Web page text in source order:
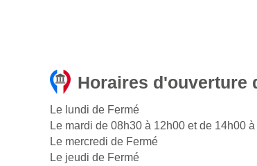
Horaires d'ouverture
Le lundi de Fermé
Le mardi de 08h30 à 12h00 et de 14h00
Le mercredi de Fermé
Le jeudi de Fermé